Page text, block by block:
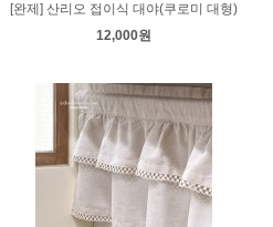
[완제] 산리오 접이식 대야(쿠로미 대형)
12,000원